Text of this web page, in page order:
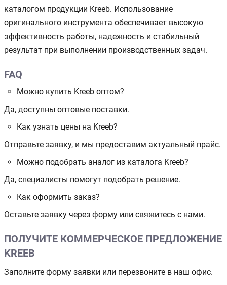
каталогом продукции Kreeb. Использование
оригинального инструмента обеспечивает высокую
эффективность работы, надежность и стабильный
результат при выполнении производственных задач.
FAQ
Можно купить Kreeb оптом?
Да, доступны оптовые поставки.
Как узнать цены на Kreeb?
Отправьте заявку, и мы предоставим актуальный прайс.
Можно подобрать аналог из каталога Kreeb?
Да, специалисты помогут подобрать решение.
Как оформить заказ?
Оставьте заявку через форму или свяжитесь с нами.
ПОЛУЧИТЕ КОММЕРЧЕСКОЕ ПРЕДЛОЖЕНИЕ
KREEB
Заполните форму заявки или перезвоните в наш офис.